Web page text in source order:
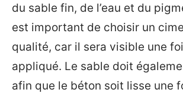
du sable fin, de l’eau et du
est important de choisir un
qualité, car il sera visible une
appliqué. Le sable doit
afin que le béton soit lisse une